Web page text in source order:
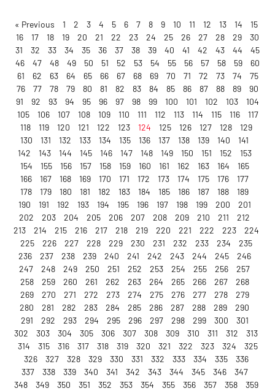
« Previous 1 2 3 4 5 6 7 8 9 10 11 12 13 14
15
16
17 18 19 20 21 22 23 24 25 26 27 28 29
30
31
32 33 34 35 36 37 38 39 40 41 42 43 44
45
46
47 48 49 50 51 52 53 54 55 56 57 58 59
60
61
62 63 64 65 66 67 68 69 70 71 72 73 74
75
76
77 78 79 80 81 82 83 84 85 86 87 88 89
90
91
92 93 94 95 96 97 98 99 100 101 102 103
104
105
106 107 108 109 110 111 112 113 114 115 116
117
118
119 120 121 122 123 124 125 126 127 128
129
130
131 132 133 134 135 136 137 138 139 140
141
142
143 144 145 146 147 148 149 150 151 152
153
154
155 156 157 158 159 160 161 162 163 164
165
166
167 168 169 170 171 172 173 174 175 176
177
178
179 180 181 182 183 184 185 186 187 188
189
190
191 192 193 194 195 196 197 198 199 200
201
202
203 204 205 206 207 208 209 210 211
212
213
214 215 216 217 218 219 220 221 222 223
224
225
226 227 228 229 230 231 232 233 234
235
236
237 238 239 240 241 242 243 244 245
246
247
248 249 250 251 252 253 254 255 256
257
258
259 260 261 262 263 264 265 266 267
268
269
270 271 272 273 274 275 276 277 278
279
280
281 282 283 284 285 286 287 288 289
290
291
292 293 294 295 296 297 298 299 300
301
302
303 304 305 306 307 308 309 310 311 312
313
314
315 316 317 318 319 320 321 322 323 324
325
326
327 328 329 330 331 332 333 334 335
336
337
338 339 340 341 342 343 344 345 346
347
348
349 350 351 352 353 354 355 356 357 358
359